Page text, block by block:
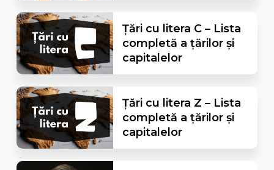
Țări cu litera C – Lista
completă a țărilor și
capitalelor
Țări cu litera Z – Lista
completă a țărilor și
capitalelor